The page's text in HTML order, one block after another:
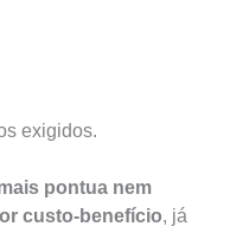
exigidos.
pontua nem
custo-benefício, já